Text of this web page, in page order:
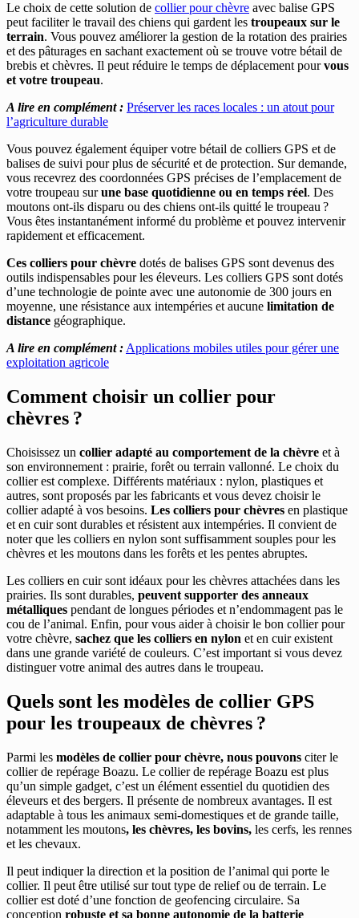
Le choix de cette solution de collier pour chèvre avec balise GPS
peut faciliter le travail des chiens qui gardent les troupeaux sur le
terrain. Vous pouvez améliorer la gestion de la rotation des prairies
et des pâturages en sachant exactement où se trouve votre bétail de
brebis et chèvres. Il peut réduire le temps de déplacement pourvous
et votre troupeau.
A lire en complément : Préserver les races locales : un atout pour
l’agriculture durable
Vous pouvez également équiper votre bétail de colliers GPS et de
balises de suivi pour plus de sécurité et de protection. Sur demande,
vous recevrez des coordonnées GPS précises de l’emplacement de
votre troupeau surune base quotidienne ou en temps réel. Des
moutons ont-ils disparu ou des chiens ont-ils quitté le troupeau ?
Vous êtes instantanément informé du problème et pouvez intervenir
rapidement et efficacement.
Ces colliers pour chèvre dotés de balises GPS sont devenus des
outils indispensables pour les éleveurs. Les colliers GPS sont dotés
d’une technologie de pointe avec une autonomie de 300 jours en
moyenne, une résistance aux intempéries et aucune limitation de
distance géographique.
A lire en complément : Applications mobiles utiles pour gérer une
exploitation agricole
Comment choisir un collier pour
chèvres ?
Choisissez un collier adapté au comportement de la chèvre et à
son environnement : prairie, forêt ou terrain vallonné. Le choix du
collier est complexe. Différents matériaux : nylon, plastiques et
autres, sont proposés par les fabricants et vous devez choisir le
collier adapté à vos besoins. Les colliers pour chèvres en plastique
et en cuir sont durables et résistent aux intempéries. Il convient de
noter que les colliers en nylon sont suffisamment souples pour les
chèvres et les moutons dans les forêts et les pentes abruptes.
Les colliers en cuir sont idéaux pour les chèvres attachées dans les
prairies. Ils sont durables, peuvent supporter des anneaux
métalliques pendant de longues périodes et n’endommagent pas le
cou de l’animal. Enfin, pour vous aider à choisir le bon collier pour
votre chèvre, sachez que les colliers en nylon et en cuir existent
dans une grande variété de couleurs. C’est important si vous devez
distinguer votre animal des autres dans le troupeau.
Quels sont les modèles de collier GPS
pour les troupeaux de chèvres ?
Parmi les modèles de collier pour chèvre, nous pouvons citer le
collier de repérage Boazu. Le collier de repérage Boazu est plus
qu’un simple gadget, c’est un élément essentiel du quotidien des
éleveurs et des bergers. Il présente de nombreux avantages. Il est
adaptable à tous les animaux semi-domestiques et de grande taille,
notamment les moutons, les chèvres, les bovins, les cerfs, les rennes
et les chevaux.
Il peut indiquer la direction et la position de l’animal qui porte le
collier. Il peut être utilisé sur tout type de relief ou de terrain. Le
collier est doté d’une fonction de geofencing circulaire. Sa
conception robuste et sa bonne autonomie de la batterie